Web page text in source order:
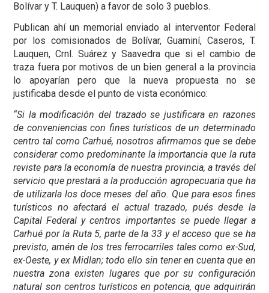
Bolívar y T. Lauquen) a favor de solo 3 pueblos.
Publican ahí un memorial enviado al interventor Federal
por los comisionados de Bolívar, Guaminí, Caseros, T.
Lauquen, Crnl. Suárez y Saavedra que si el cambio de
traza fuera por motivos de un bien general a la provincia
lo apoyarían pero que la nueva propuesta no se
justificaba desde el punto de vista económico:
“Si la modificación del trazado se justificara en razones
de conveniencias con fines turísticos de un determinado
centro tal como Carhué, nosotros afirmamos que se debe
considerar como predominante la importancia que la ruta
reviste para la economía de nuestra provincia, a través del
servicio que prestará a la producción agropecuaria que ha
de utilizarla los doce meses del año. Que para esos fines
turísticos no afectará el actual trazado, pués desde la
Capital Federal y centros importantes se puede llegar a
Carhué por la Ruta 5, parte de la 33 y el acceso que se ha
previsto, amén de los tres ferrocarriles tales como ex-Sud,
ex-Oeste, y ex Midlan; todo ello sin tener en cuenta que en
nuestra zona existen lugares que por su configuración
natural son centros turísticos en potencia, que adquirirán